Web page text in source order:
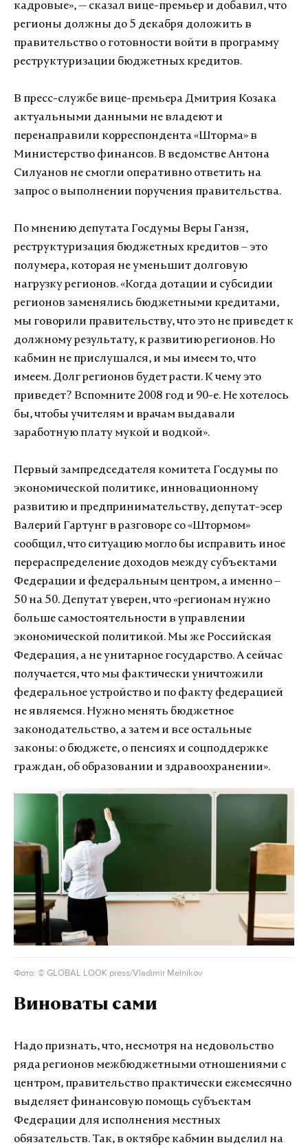
кадровые», — сказал вице-премьер и добавил, что
регионы должны до 5 декабря доложить в
правительство о готовности войти в программу
реструктуризации бюджетных кредитов.
В пресс-службе вице-премьера Дмитрия Козака
актуальными данными не владеют и
перенаправили корреспондента «Шторма» в
Министерство финансов. В ведомстве Антона
Силуанов не смогли оперативно ответить на
запрос о выполнении поручения правительства.
По мнению депутата Госдумы Веры Ганзя,
реструктуризация бюджетных кредитов – это
полумера, которая не уменьшит долговую
нагрузку регионов. «Когда дотации и субсидии
регионов заменялись бюджетными кредитами,
мы говорили правительству, что это не приведет к
должному результату, к развитию регионов. Но
кабмин не прислушался, и мы имеем то, что
имеем. Долг регионов будет расти. К чему это
приведет? Вспомните 2008 год и 90-е. Не хотелось
бы, чтобы учителям и врачам выдавали
заработную плату мукой и водкой».
Первый зампредседателя комитета Госдумы по
экономической политике, инновационному
развитию и предпринимательству, депутат-эсер
Валерий Гартунг в разговоре со «Штормом»
сообщил, что ситуацию могло бы исправить иное
перераспределение доходов между субъектами
Федерации и федеральным центром, а именно –
50 на 50. Депутат уверен, что «регионам нужно
больше самостоятельности в управлении
экономической политикой. Мы же Российская
Федерация, а не унитарное государство. А сейчас
получается, что мы фактически уничтожили
федеральное устройство и по факту федерацией
не являемся. Нужно менять бюджетное
законодательство, а затем и все остальные
законы: о бюджете, о пенсиях и соцподдержке
граждан, об образовании и здравоохранении».
Фото: © GLOBAL LOOK press/Vladimir Melnikov
Виноваты сами
Надо признать, что, несмотря на недовольство
ряда регионов межбюджетными отношениями с
центром, правительство практически ежемесячно
выделяет финансовую помощь субъектам
Федерации для исполнения местных
обязательств. Так, в октябре кабмин выделил на